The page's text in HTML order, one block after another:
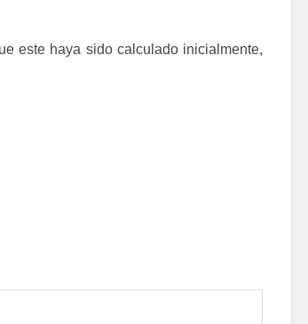
este haya sido calculado inicialmente,